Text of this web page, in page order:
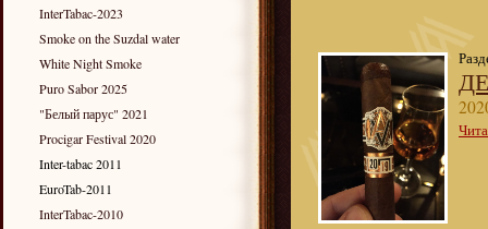
InterTabac-2023
Smoke on the Suzdal water
White Night Smoke
Puro Sabor 2025
"Белый парус" 2021
Procigar Festival 2020
Inter-tabac 2011
EuroTab-2011
InterTabac-2010